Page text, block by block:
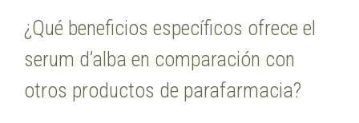
¿Qué beneficios específicos ofrece el
serum d’alba en comparación con
otros productos de parafarmacia?